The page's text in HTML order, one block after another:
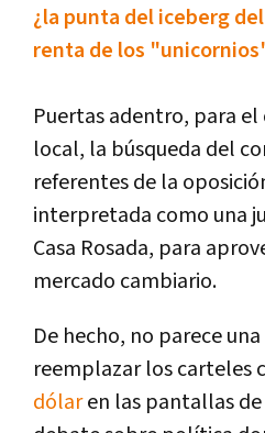
¿la punta del iceberg
renta de los
Puertas adentro, para
local, la búsqueda del
referentes de la
interpretada como una
Casa Rosada, para
mercado cambiario.
De hecho, no parece
reemplazar los carteles
dólaren las pantallas